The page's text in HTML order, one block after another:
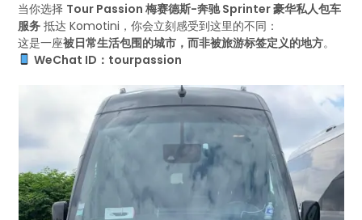
当你选择 Tour Passion 梅赛德斯-奔驰 Sprinter 豪华私人包车
服务 抵达 Komotini，你会立刻感受到这里的不同：
这是一座被日常生活包围的城市，而非被旅游标签定义的地方。
WeChat ID：tourpassion